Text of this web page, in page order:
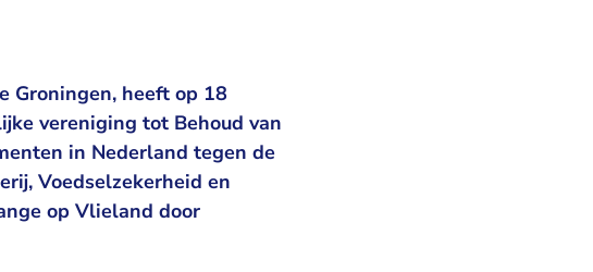
Groningen, heeft op 18
vereniging tot Behoud van
in Nederland tegen de
Voedselzekerheid en
op Vlieland door